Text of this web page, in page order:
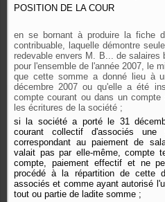
POSITION DE LA COUR
en se bornant à produire la fiche
contribuable, laquelle démontre
redevable envers M. B... de salaires
pour l'ensemble de l'année 2007, le
que cette somme a donné lieu à
décembre 2007 ou qu'elle a été
compte courant ou dans un
les écritures de la société ;
si la société a porté le 31
courant collectif d'associés
correspondant au paiement de
valait pas par elle-même, compte
compte, paiement effectif et ne
procédé à la répartition de cette
associés et comme ayant autorisé
tout ou partie de ladite somme ;